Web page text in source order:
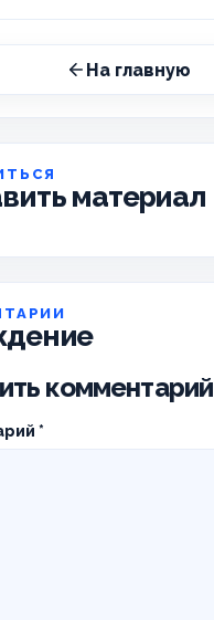
На главную
материал
комментарий
*